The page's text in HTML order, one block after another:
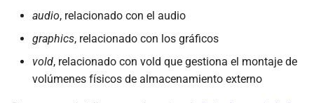
audio, relacionado con el audio
graphics, relacionado con los gráficos
vold, relacionado con vold que gestiona el montaje de
volúmenes físicos de almacenamiento externo